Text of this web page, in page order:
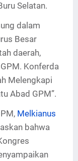
Selatan.
dalam
Besar
daerah,
Konferda
Melengkapi
Abad GPM”.
Melkianus
bahwa